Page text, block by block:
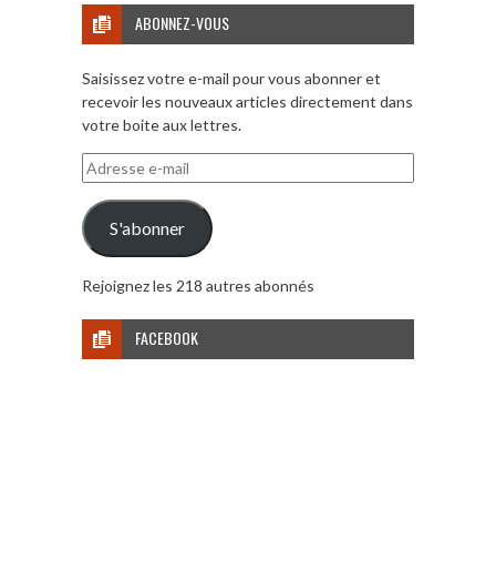
ABONNEZ-VOUS
Saisissez votre e-mail pour vous abonner et
recevoir les nouveaux articles directement dans
votre boite aux lettres.
Adresse
e-
mail
S'abonner
Rejoignez les 218 autres abonnés
FACEBOOK